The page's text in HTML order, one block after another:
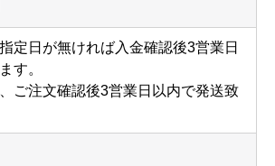
定日が無ければ入金確認後3営業日
す。
ご注文確認後3営業日以内で発送致